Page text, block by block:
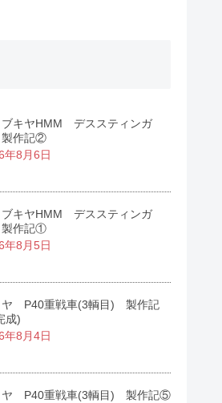
ブキヤHMM デススティンガ
作記②
年8月6日
ブキヤHMM デススティンガ
作記①
年8月5日
ヤ P40重戦車(3輌目) 製作記
成)
年8月4日
ヤ P40重戦車(3輌目) 製作記⑤